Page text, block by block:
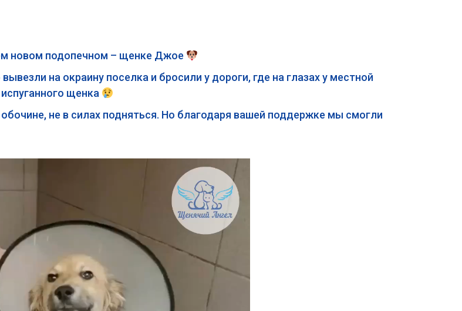
новом подопечном – щенке Джое
на окраину поселка и бросили у дороги, где на глазах у местной
щенка
не в силах подняться. Но благодаря вашей поддержке мы смогли